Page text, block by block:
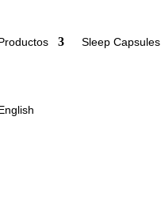
Sleep Capsules